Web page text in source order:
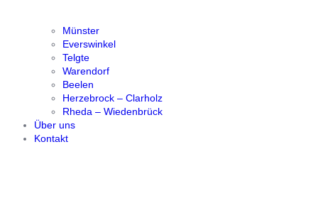
Münster
Everswinkel
Telgte
Warendorf
Beelen
Herzebrock – Clarholz
Rheda – Wiedenbrück
Über uns
Kontakt